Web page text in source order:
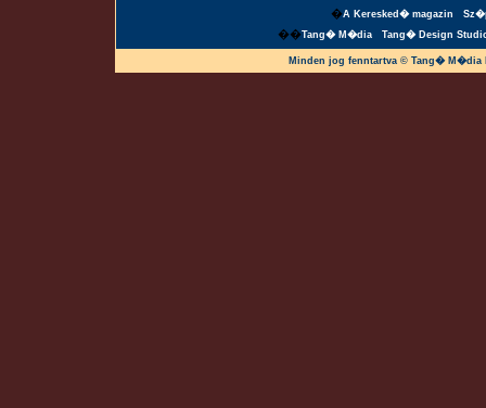
�A Keresked� magazin
��Tang� M�dia Tang� Design
Minden jog fenntartva © Tang�